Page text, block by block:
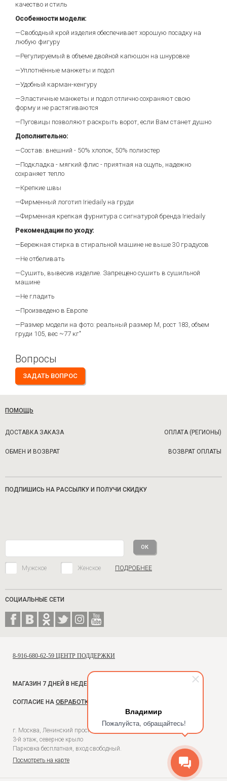
Владимир
Пожалуйста, обращайтесь!
качество и стиль
Особенности модели:
—Cвободный крой изделия обеспечивает хорошую посадку на
любую фигуру
—Регулируемый в объеме двойной капюшон на шнуровке
—Уплотнённые манжеты и подол
—Удобный карман-кенгуру
—Эластичные манжеты и подол отлично сохраняют свою
форму и не растягиваются
—Пуговицы позволяют раскрыть ворот, если Вам станет душно
Дополнительно:
—Состав: внешний - 50% хлопок, 50% полиэстер
—Подкладка - мягкий флис - приятная на ощупь, надежно
сохраняет тепло
—Крепкие швы
—Фирменный логотип Iriedaily на груди
—Фирменная крепкая фурнитура с сигнатурой бренда Iriedaily
Рекомендации по уходу:
—Бережная стирка в стиральной машине не выше 30 градусов
—Не отбеливать
—Сушить, вывесив изделие. Запрещено сушить в сушильной
машине
—Не гладить
—Произведено в Европе
—Размер модели на фото: реальный размер М, рост 183, объем
груди 105, вес ~77 кг"
Вопросы
ЗАДАТЬ ВОПРОС
ПОМОЩЬ
ДОСТАВКА ЗАКАЗА ОПЛАТА (РЕГИОНЫ)
ОБМЕН И ВОЗВРАТ ВОЗВРАТ ОПЛАТЫ
ПОДПИШИСЬ НА РАССЫЛКУ И ПОЛУЧИ СКИДКУ
Мужское Женское ПОДРОБНЕЕ
СОЦИАЛЬНЫЕ СЕТИ
8-916-680-62-59 ЦЕНТР ПОДДЕРЖКИ
МАГАЗИН 7 ДНЕЙ В НЕДЕЛЮ, С 10 ДО 18
СОГЛАСИЕ НА ОБРАБОТКУ ПЕРСОНАЛЬНЫХ ДАННЫХ
г. Москва, Ленинский проспект, 54, Универмаг Москва,
3-й этаж, северное крыло
Парковка бесплатная, вход свободный.
Посмотреть на карте